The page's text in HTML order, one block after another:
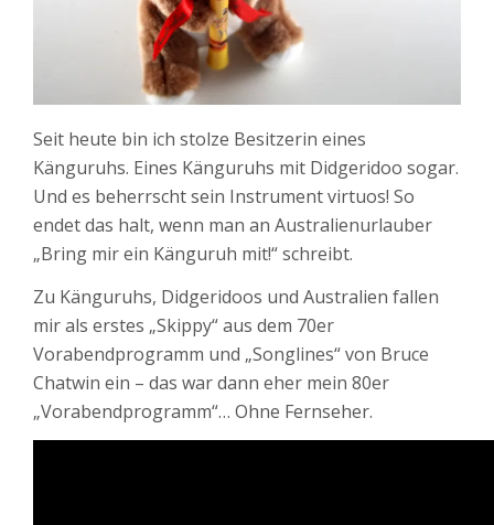
Seit heute bin ich stolze Besitzerin eines
Känguruhs. Eines Känguruhs mit Didgeridoo sogar.
Und es beherrscht sein Instrument virtuos! So
endet das halt, wenn man an Australienurlauber
„Bring mir ein Känguruh mit!“ schreibt.
Zu Känguruhs, Didgeridoos und Australien fallen
mir als erstes „Skippy“ aus dem 70er
Vorabendprogramm und „Songlines“ von Bruce
Chatwin ein – das war dann eher mein 80er
„Vorabendprogramm“… Ohne Fernseher.